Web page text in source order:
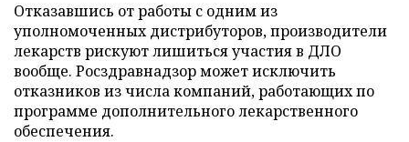
Отказавшись от работы с одним из
уполномоченных дистрибуторов, производители
лекарств рискуют лишиться участия в ДЛО
вообще. Росздравнадзор может исключить
отказников из числа компаний, работающих по
программе дополнительного лекарственного
обеспечения.